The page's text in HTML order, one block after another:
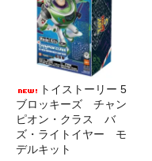
トイストーリー 5
ブロッキーズ チャン
ピオン・クラス バ
ズ・ライトイヤー モ
デルキット